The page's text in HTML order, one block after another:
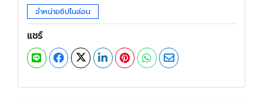
จำหน่ายซิปไนล่อน
แชร์